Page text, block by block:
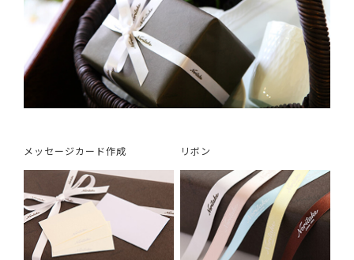
メッセージカード作成 リボン